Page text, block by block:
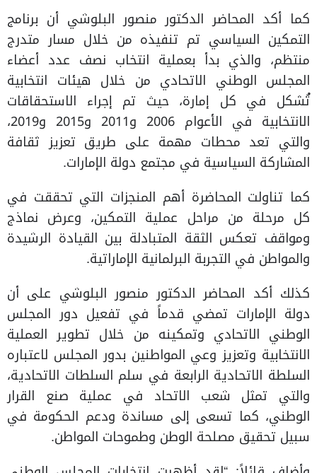
كما أكد المحاضر الدكتور منصور البلوشي أن برنامج
التمكين السياسي تم تنفيذه من خلال مسار متدرج
منتظم، والذي بدأ بعملية انتخاب نصف عدد أعضاء
المجلس الوطني الاتحادي من خلال هيئات انتخابية
تُشكل في كل إمارة، حيث تم إجراء الاستحقاقات
الانتخابية في الأعوام 2006 و2011 و2015 و2019،
والتي تعد محطات مهمة على طريق تعزيز ثقافة
المشاركة السياسية في مجتمع دولة الإمارات.
كما تناولت المحاضرة أهم المنجزات التي تحققت في
كل مرحلة من مراحل عملية التمكين، وعرض نماذج
ومواقف تعكس الثقة المتبادلة بين القيادة الرشيدة
والمواطن في التجربة البرلمانية الإماراتية.
كذلك أكد المحاضر الدكتور منصور البلوشي على أن
دولة الإمارات تمضي قدماً في تفعيل دور المجلس
الوطني الاتحادي وتمكينه من خلال تطوير العملية
الانتخابية وتعزيز وعي المواطنين بدور المجلس لاعتباره
السلطة الاتحادية الرابعة في سلم السلطات الاتحادية،
والتي تمثل شعب الاتحاد في عملية صنع القرار
الوطني، كما تسعى إلى مساندة ودعم الحكومة في
سبيل تحقيق مصلحة الوطن وطموحات المواطن.